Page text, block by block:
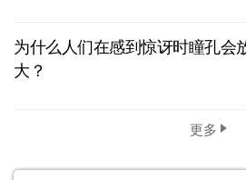
为什么人们在感到惊讶时瞳孔会
大？
更多